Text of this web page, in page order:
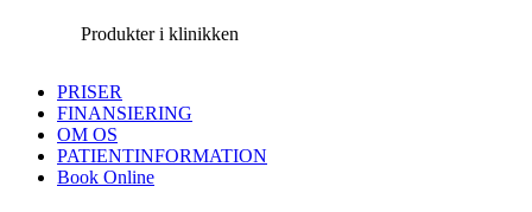
Produkter i klinikken
PRISER
FINANSIERING
OM OS
PATIENTINFORMATION
Book Online